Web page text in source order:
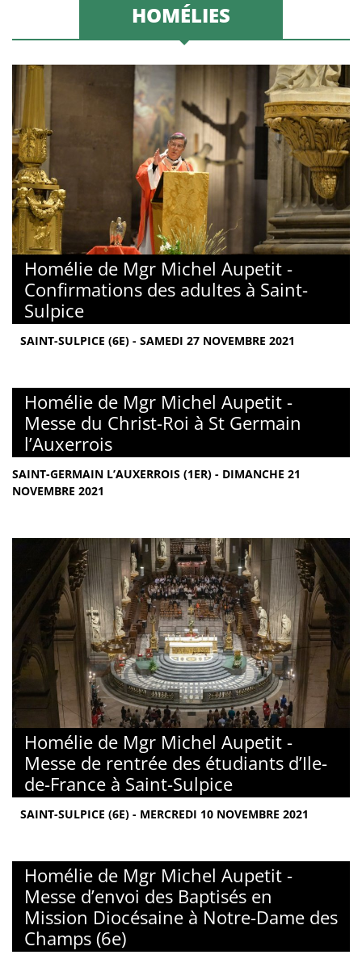
HOMÉLIES
Homélie de Mgr Michel Aupetit -
Confirmations des adultes à Saint-
Sulpice
SAINT-SULPICE (6E) - SAMEDI 27 NOVEMBRE 2021
Homélie de Mgr Michel Aupetit -
Messe du Christ-Roi à St Germain
l’Auxerrois
SAINT-GERMAIN L’AUXERROIS (1ER) - DIMANCHE 21
NOVEMBRE 2021
Homélie de Mgr Michel Aupetit -
Messe de rentrée des étudiants d’Ile-
de-France à Saint-Sulpice
SAINT-SULPICE (6E) - MERCREDI 10 NOVEMBRE 2021
Homélie de Mgr Michel Aupetit -
Messe d’envoi des Baptisés en
Mission Diocésaine à Notre-Dame des
Champs (6e)